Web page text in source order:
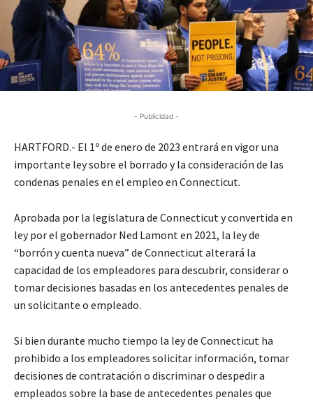
- Publicidad -
HARTFORD.- El 1º de enero de 2023 entrará en vigor una
importante ley sobre el borrado y la consideración de las
condenas penales en el empleo en Connecticut.
Aprobada por la legislatura de Connecticut y convertida en
ley por el gobernador Ned Lamont en 2021, la ley de
“borrón y cuenta nueva” de Connecticut alterará la
capacidad de los empleadores para descubrir, considerar o
tomar decisiones basadas en los antecedentes penales de
un solicitante o empleado.
Si bien durante mucho tiempo la ley de Connecticut ha
prohibido a los empleadores solicitar información, tomar
decisiones de contratación o discriminar o despedir a
empleados sobre la base de antecedentes penales que